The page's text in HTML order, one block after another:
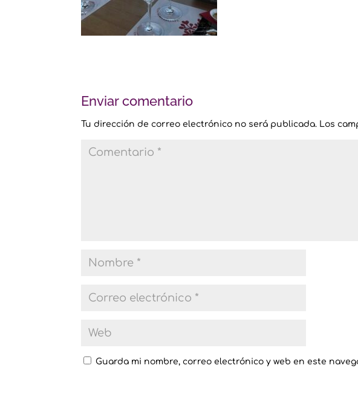
Enviar comentario
Tu dirección de correo electrónico no será publicada. Los
Guarda mi nombre, correo electrónico y web en este